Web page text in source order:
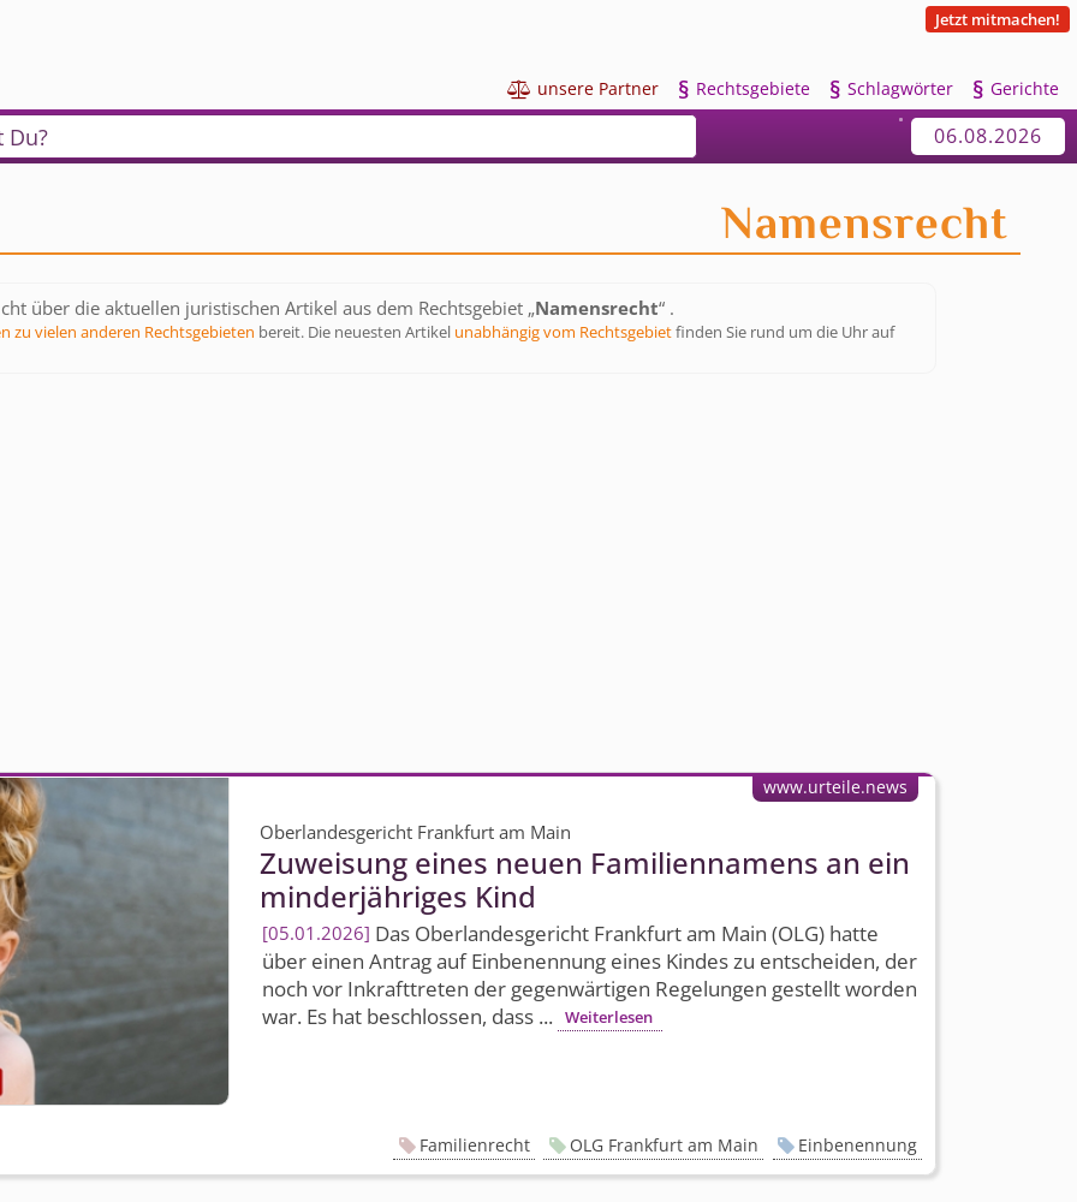
Jetzt mitmachen!
 unsere Partner § Rechtsgebiete § Schlagwörter § Gerichte
Du? 06.08.2026
Namensrecht
über die aktuellen juristischen Artikel aus dem Rechtsgebiet „Namensrecht“ .
zu vielen anderen Rechtsgebieten bereit. Die neuesten Artikel unabhängig vom Rechtsgebietfinden Sie rund um die Uhr auf
Oberlandesgericht Frankfurt am Main
Zuweisung eines neuen Familiennamens an ein
minderjähriges Kind
05.01.2026 Das Oberlandesgericht Frankfurt am Main (OLG) hatte
über einen Antrag auf Einbenennung eines Kindes zu entscheiden, der
noch vor Inkrafttreten der gegenwärtigen Regelungen gestellt worden
war. Es hat beschlossen, dass ... Weiterlesen
www.urteile.news
Familienrecht OLG Frankfurt am Main Einbenennung